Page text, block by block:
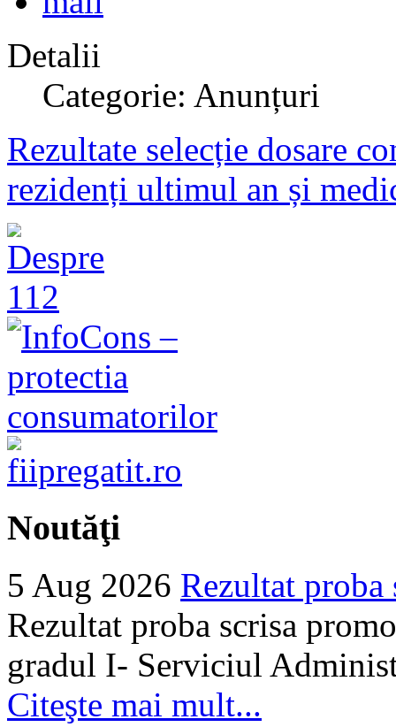
Detalii
Categorie: Anunțuri
Rezultate selecție dosare
rezidenți ultimul an și
Noutăţi
5 Aug 2026 Rezultat proba
Rezultat proba scrisa
gradul I- Serviciul
Citeşte mai mult...